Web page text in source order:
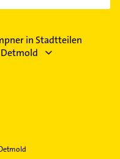
in Stadtteilen